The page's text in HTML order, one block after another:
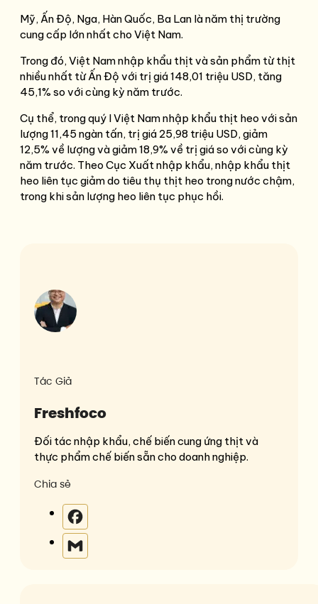
Mỹ, Ấn Độ, Nga, Hàn Quốc, Ba Lan là năm thị trường
cung cấp lớn nhất cho Việt Nam.
Trong đó, Việt Nam nhập khẩu thịt và sản phẩm từ thịt
nhiều nhất từ Ấn Độ với trị giá 148,01 triệu USD, tăng
45,1% so với cùng kỳ năm trước.
Cụ thể, trong quý I Việt Nam nhập khẩu thịt heo với sản
lượng 11,45 ngàn tấn, trị giá 25,98 triệu USD, giảm
12,5% về lượng và giảm 18,9% về trị giá so với cùng kỳ
năm trước. Theo Cục Xuất nhập khẩu, nhập khẩu thịt
heo liên tục giảm do tiêu thụ thịt heo trong nước chậm,
trong khi sản lượng heo liên tục phục hồi.
Tác Giả
Freshfoco
Đối tác nhập khẩu, chế biến cung ứng thịt và
thực phẩm chế biến sẵn cho doanh nghiệp.
Chia sẻ